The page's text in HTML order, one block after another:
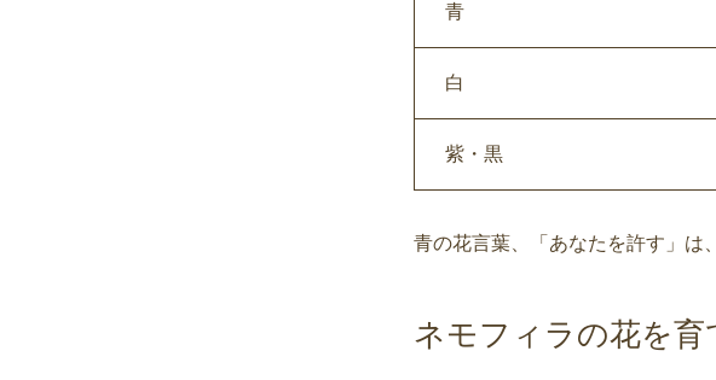
青
白
紫・黒
青の花言葉、「あなたを許す」は
ネモフィラの花を育